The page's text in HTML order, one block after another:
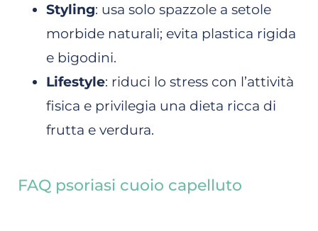
Styling: usa solo spazzole a setole
morbide naturali; evita plastica rigida
e bigodini.
Lifestyle: riduci lo stress con l’attività
fisica e privilegia una dieta ricca di
frutta e verdura.
FAQ psoriasi cuoio capelluto